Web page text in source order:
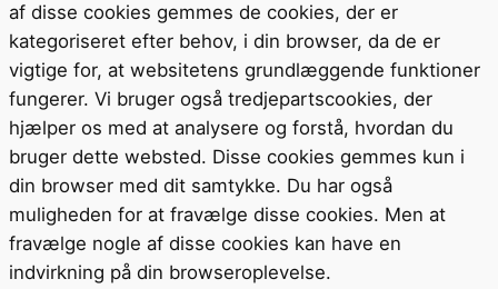
af disse cookies gemmes de cookies, der er
kategoriseret efter behov, i din browser, da de er
vigtige for, at websitetens grundlæggende funktioner
fungerer. Vi bruger også tredjepartscookies, der
hjælper os med at analysere og forstå, hvordan du
bruger dette websted. Disse cookies gemmes kun i
din browser med dit samtykke. Du har også
muligheden for at fravælge disse cookies. Men at
fravælge nogle af disse cookies kan have en
indvirkning på din browseroplevelse.